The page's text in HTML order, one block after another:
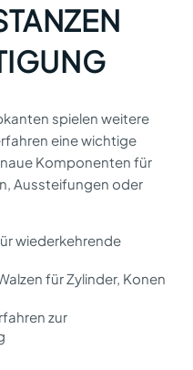
spielen weitere
eine wichtige
Komponenten für
Aussteifungen oder
wiederkehrende
für Zylinder, Konen
zur